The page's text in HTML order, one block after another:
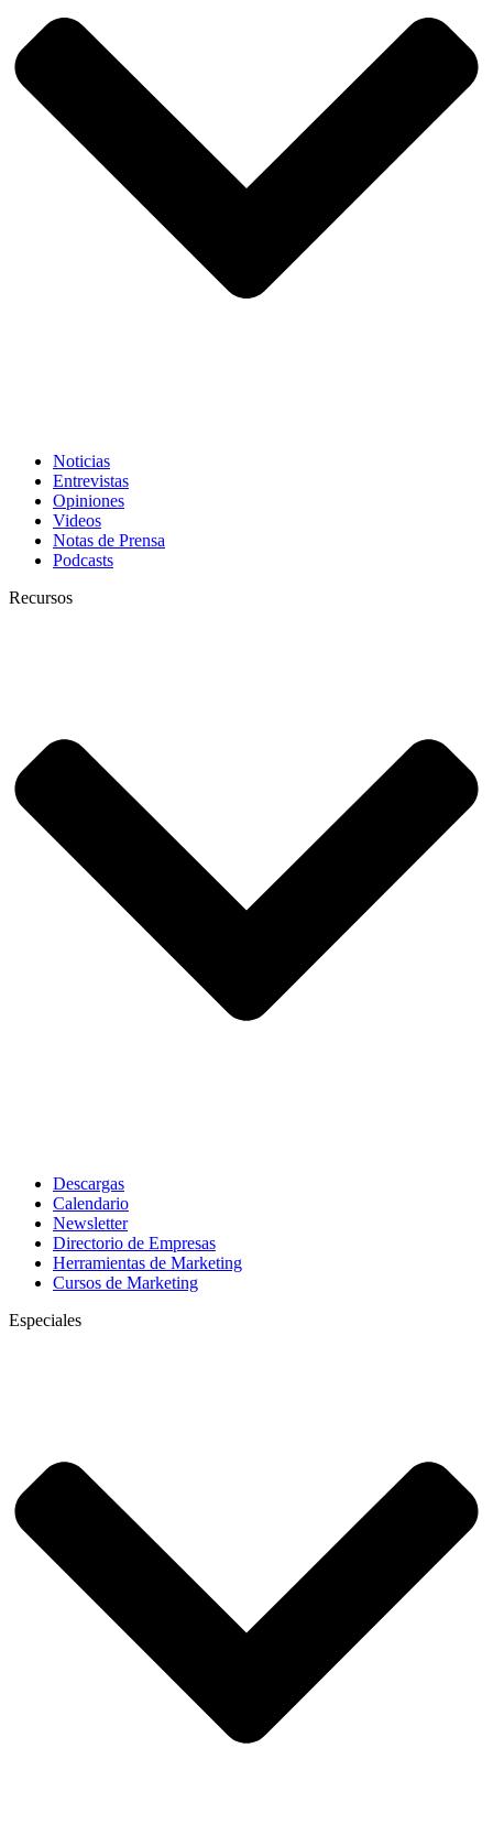
Noticias
Entrevistas
Opiniones
Videos
Notas de Prensa
Podcasts
Recursos
Descargas
Calendario
Newsletter
Directorio de Empresas
Herramientas de Marketing
Cursos de Marketing
Especiales